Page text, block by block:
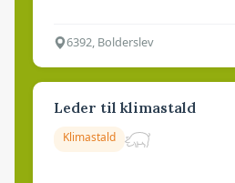
6392, Bolderslev
Leder til klimastald
Klimastald